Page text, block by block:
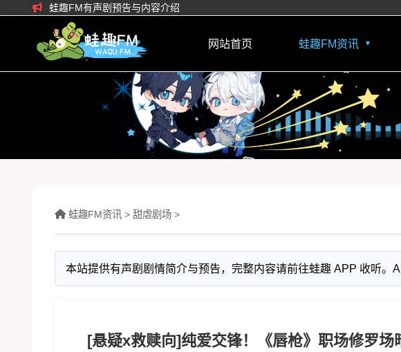
蛙趣FM有声剧预告与内容介绍
网站首页 蛙趣FM资讯 ▼
蛙趣FM资讯 > 甜虐剧场 >
本站提供有声剧剧情简介与预告，完整内容请前往蛙趣 APP 收听。
[悬疑x救赎向]纯爱交锋！《唇枪》职场修罗场